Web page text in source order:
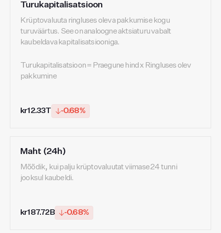
Turukapitalisatsioon
Krüptovaluuta ringluses oleva pakkumise kogu
turuväärtus. See on analoogne aktsiaturu vabalt
kaubeldava kapitalisatsiooniga.
Turukapitalisatsioon = Praegune hind x Ringluses olev
pakkumine
kr12.33T -0.68%
Maht (24h)
Mõõdik, kui palju krüptovaluutat viimase 24 tunni
jooksul kaubeldi.
kr187.72B -0.68%